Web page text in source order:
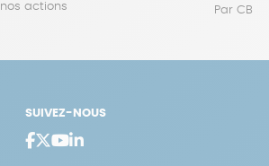
nos actions
Par CB
SUIVEZ-NOUS